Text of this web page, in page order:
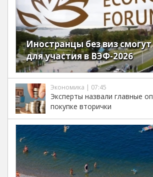
Иностранцы без виз
для участия в ВЭФ-2026
Экономика | 07:45
Эксперты назвали главные
покупке вторички